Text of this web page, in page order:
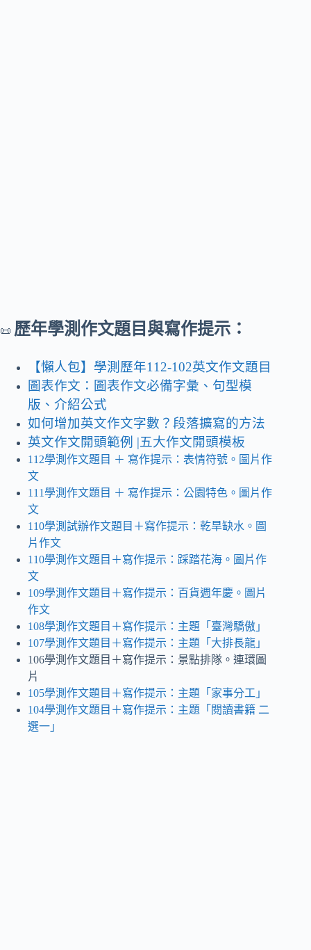
📜 歷年學測作文題目與寫作提示：
【懶人包】學測歷年112-102英文作文題目
圖表作文：圖表作文必備字彙、句型模
版、介紹公式
如何增加英文作文字數？段落擴寫的方法
英文作文開頭範例 |五大作文開頭模板
112學測作文題目 ＋ 寫作提示 ：表情符號。圖片作
文
111學測作文題目 ＋ 寫作提示：公園特色。圖片作
文
110學測試辦作文題目＋寫作提示：乾旱缺水 。 圖
片作文
110學測作文題目＋寫作提示：踩踏花海。圖片作
文
109學測作文題目＋寫作提示：百貨週年慶 。 圖片
作文
108學測作文題目＋寫作提示：主題「臺灣驕傲」
107學測作文題目＋寫作提示：主題「大排長龍」
106學測作文題目＋寫作提示：景點排隊。連環圖
片
105學測作文題目＋寫作提示：主題「家事分工」
104學測作文題目＋寫作提示：主題「閱讀書籍 二
選一」